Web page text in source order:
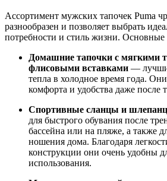
Ассортимент мужских тапочек Puma
разнообразен и позволяет выбрать
потребности и стиль жизни. Основные
Домашние тапочки с мягкими
флисовыми вставками —
тепла в холодное время года.
комфорта и удобства даже после
Спортивные сланцы и
для быстрого обу­вания после
бассейна или на пляже, а также
ношения дома. Благодаря
конструкции они очень удобны
использования.